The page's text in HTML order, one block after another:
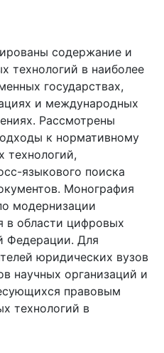
содержание и
технологий в наиболее
государствах,
и международных
Рассмотрены
к нормативному
технологий,
языкового поиска
Монография
модернизации
в области цифровых
Федерации. Для
юридических вузов
научных организаций и
правовым
технологий в